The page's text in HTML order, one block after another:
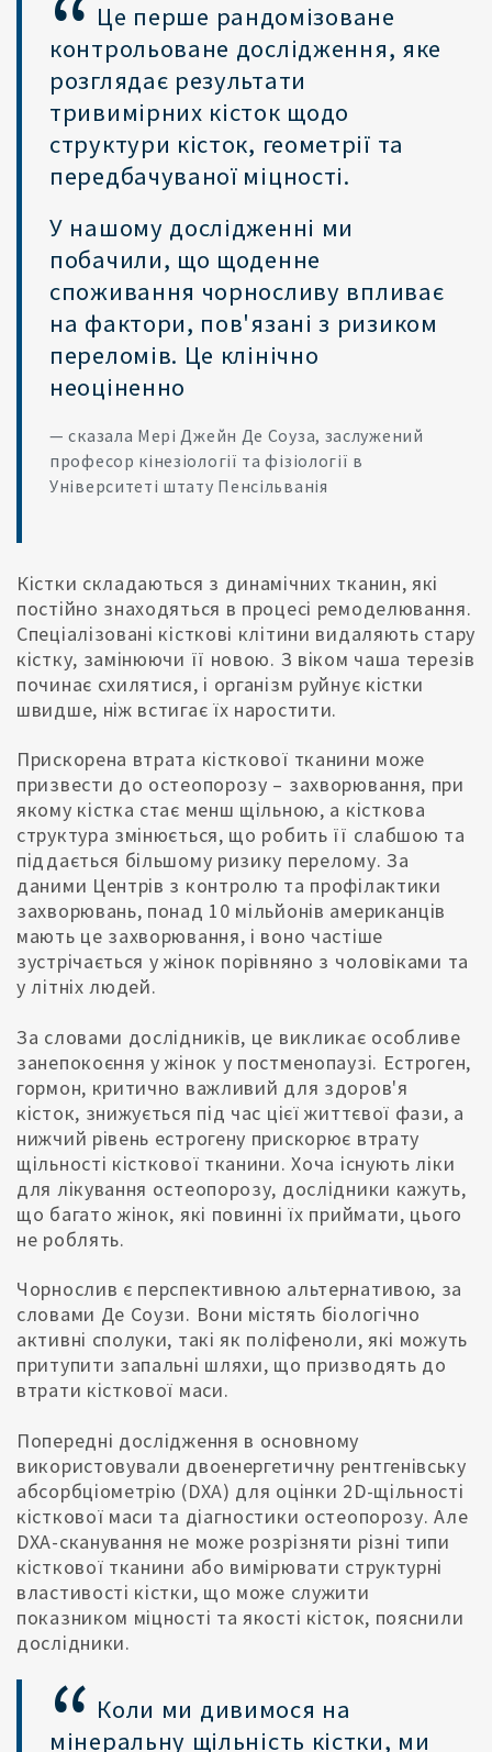
Це перше рандомізоване
контрольоване дослідження, яке
розглядає результати
тривимірних кісток щодо
структури кісток, геометрії та
передбачуваної міцності.
У нашому дослідженні ми
побачили, що щоденне
споживання чорносливу впливає
на фактори, пов'язані з ризиком
переломів. Це клінічно
неоціненно
— сказала Мері Джейн Де Соуза, заслужений
професор кінезіології та фізіології в
Університеті штату Пенсільванія
Кістки складаються з динамічних тканин, які
постійно знаходяться в процесі ремоделювання.
Спеціалізовані кісткові клітини видаляють стару
кістку, замінюючи її новою. З віком чаша терезів
починає схилятися, і організм руйнує кістки
швидше, ніж встигає їх наростити.
Прискорена втрата кісткової тканини може
призвести до остеопорозу – захворювання, при
якому кістка стає менш щільною, а кісткова
структура змінюється, що робить її слабшою та
піддається більшому ризику перелому. За
даними Центрів з контролю та профілактики
захворювань, понад 10 мільйонів американців
мають це захворювання, і воно частіше
зустрічається у жінок порівняно з чоловіками та
у літніх людей.
За словами дослідників, це викликає особливе
занепокоєння у жінок у постменопаузі. Естроген,
гормон, критично важливий для здоров'я
кісток, знижується під час цієї життєвої фази, а
нижчий рівень естрогену прискорює втрату
щільності кісткової тканини. Хоча існують ліки
для лікування остеопорозу, дослідники кажуть,
що багато жінок, які повинні їх приймати, цього
не роблять.
Чорнослив є перспективною альтернативою, за
словами Де Соузи. Вони містять біологічно
активні сполуки, такі як поліфеноли, які можуть
притупити запальні шляхи, що призводять до
втрати кісткової маси.
Попередні дослідження в основному
використовували двоенергетичну рентгенівську
абсорбціометрію (DXA) для оцінки 2D-щільності
кісткової маси та діагностики остеопорозу. Але
DXA-сканування не може розрізняти різні типи
кісткової тканини або вимірювати структурні
властивості кістки, що може служити
показником міцності та якості кісток, пояснили
дослідники.
Коли ми дивимося на
мінеральну щільність кістки, ми